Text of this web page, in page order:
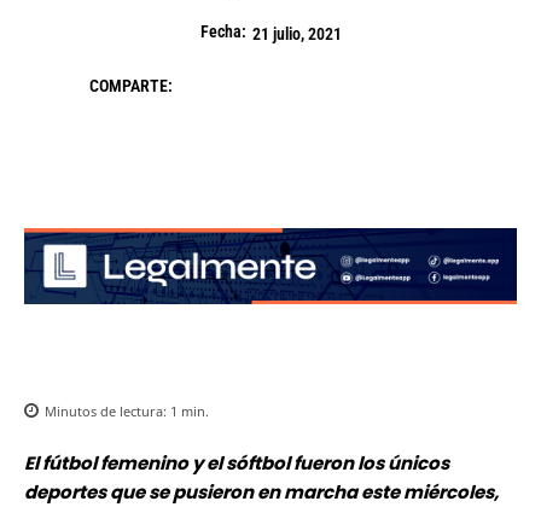
Fecha: 21 julio, 2021
COMPARTE:
Minutos de lectura: 1 min.
El fútbol femenino y el sóftbol fueron los únicos
deportes que se pusieron en marcha este miércoles,